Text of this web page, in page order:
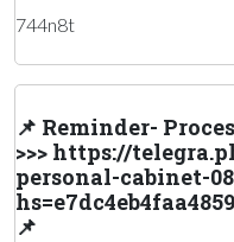
744n8t
📌 Reminder-
>>> https://
personal-cabinet-
📌